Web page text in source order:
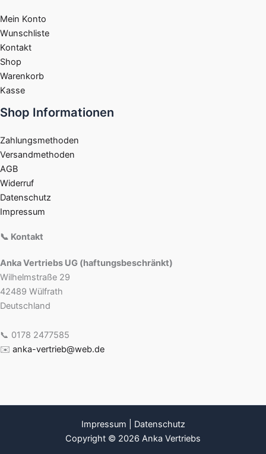
Mein Konto
Wunschliste
Kontakt
Shop
Warenkorb
Kasse
Shop Informationen
Zahlungsmethoden
Versandmethoden
AGB
Widerruf
Datenschutz
Impressum
📞 Kontakt
Anka Vertriebs UG (haftungsbeschränkt)
Wilhelmstraße 29
42489 Wülfrath
Deutschland
📞 0178 2477585
✉️ anka-vertrieb@web.de
Impressum
Datenschutz
Copyright © 2026 Anka Vertriebs